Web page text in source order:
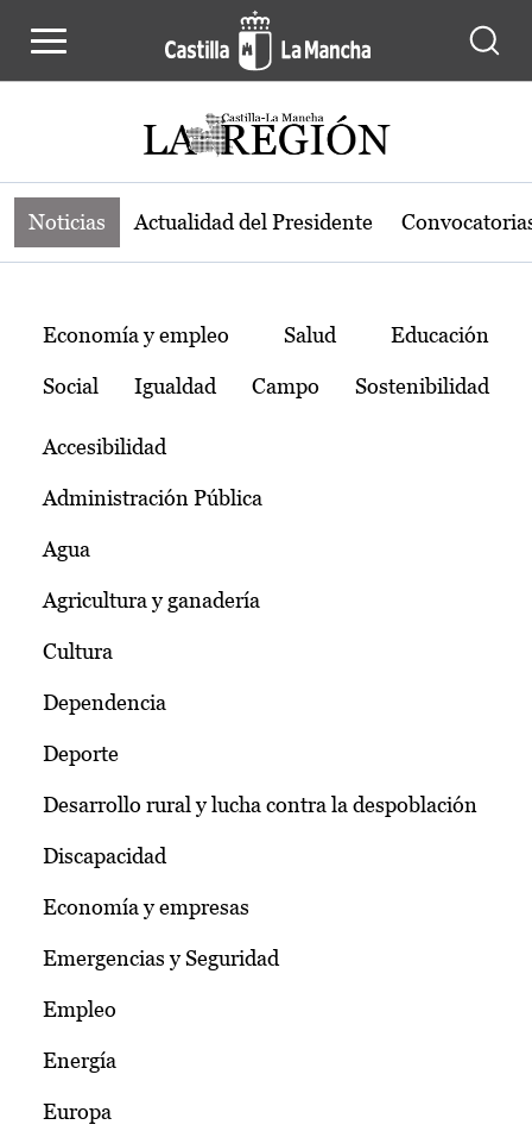
Noticias de la región de Castilla-La
Noticias Actualidad del Presidente
Temas
Economía y empleo Salud Educación
Social Igualdad Campo Sostenibilidad
Accesibilidad
Administración Pública
Agua
Agricultura y ganadería
Cultura
Dependencia
Deporte
Desarrollo rural y lucha contra la despoblación
Discapacidad
Economía y empresas
Emergencias y Seguridad
Empleo
Energía
Europa